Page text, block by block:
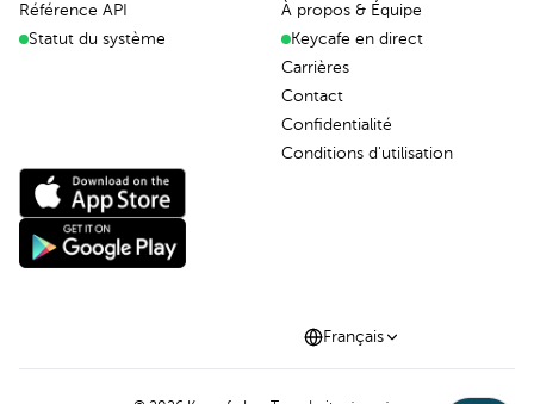
Référence API
Statut du système
À propos & Équipe
Keycafe en direct
Carrières
Contact
Confidentialité
Conditions d'utilisation
Français